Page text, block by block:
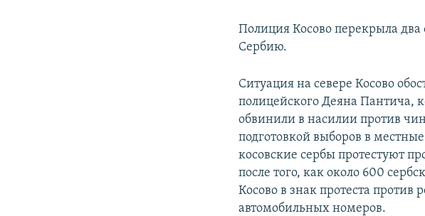
Полиция Косово перекрыла
Сербию.
Ситуация на севере Косово
полицейского Деяна Пантича,
обвинили в насилии против
подготовкой выборов в
косовские сербы протестуют
после того, как около 600
Косово в знак протеста
автомобильных номеров.